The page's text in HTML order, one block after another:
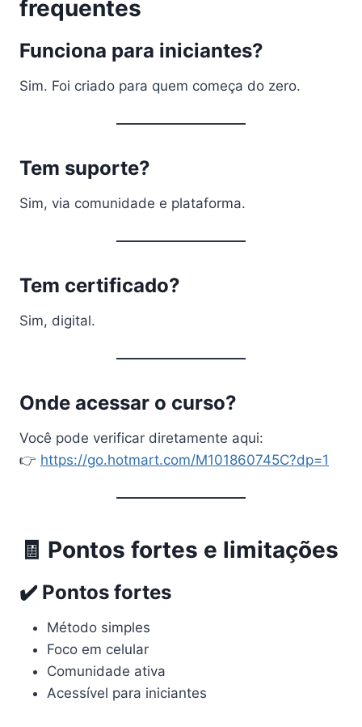
frequentes
Funciona para iniciantes?
Sim. Foi criado para quem começa do zero.
Tem suporte?
Sim, via comunidade e plataforma.
Tem certificado?
Sim, digital.
Onde acessar o curso?
Você pode verificar diretamente aqui:
👉 https://go.hotmart.com/M101860745C?dp=1
🧾 Pontos fortes e limitações
✔️ Pontos fortes
Método simples
Foco em celular
Comunidade ativa
Acessível para iniciantes